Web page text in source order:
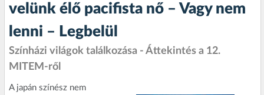
velünk élő pacifista nő – Vagy nem
lenni – Legbelül
Színházi világok találkozása - Áttekintés a 12.
MITEM-ről
A japán színész nem